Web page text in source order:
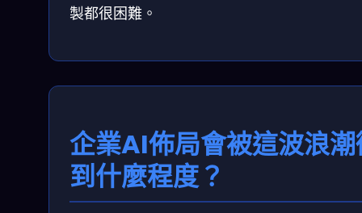
製都很困難。
企業AI佈局會被這波浪
到什麼程度？